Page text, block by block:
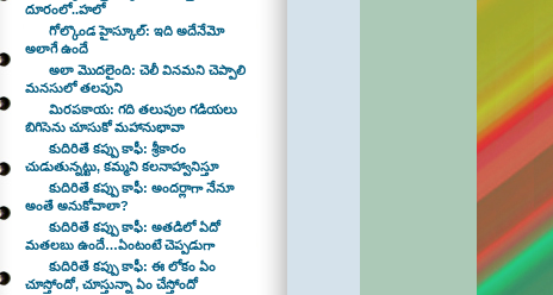
దూరంలో..హలో
గోల్కొండ హైస్కూల్: ఇది అదేనేమో
అలాగే ఉందే
అలా మొదలైంది: చెలీ వినమని చెప్పాలి
మనసులో తలపుని
మిరపకాయ: గది తలుపుల గడియలు
బిగిసెను చూసుకో మహానుభావా
కుదిరితే కప్పు కాఫీ: శ్రీకారం
చుడుతున్నట్టు, కమ్మని కలనాహ్వానిస్తూ
కుదిరితే కప్పు కాఫీ: అందర్లాగా నేనూ
అంతే అనుకోవాలా?
కుదిరితే కప్పు కాఫీ: అతడిలో ఏదో
మతలబు ఉందే…ఏంటంటే చెప్పడుగా
కుదిరితే కప్పు కాఫీ: ఈ లోకం ఏం
చూస్తోందో, చూస్తున్నా ఏం చేస్తోందో